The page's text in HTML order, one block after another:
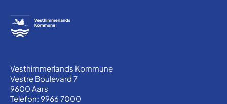
Vesthimmerlands Kommune
Vestre Boulevard 7
9600 Aars
Telefon: 9966 7000